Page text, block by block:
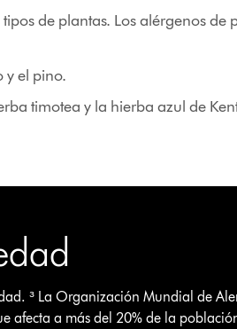
de plantas. Los alérgenos de
y el pino.
timotea y la hierba azul de
³ La Organización Mundial de
afecta a más del 20% de la